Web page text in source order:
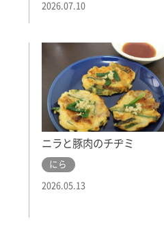
2026.07.10
ニラと豚肉のチヂミ
にら
2026.05.13